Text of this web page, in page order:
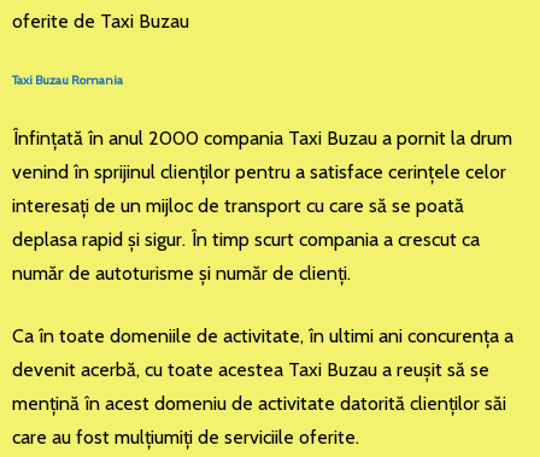
oferite de Taxi Buzau
Taxi Buzau Romania
Înfinţată în anul 2000 compania Taxi Buzau a pornit la drum
venind în sprijinul clienţilor pentru a satisface cerinţele celor
interesaţi de un mijloc de transport cu care să se poată
deplasa rapid şi sigur. În timp scurt compania a crescut ca
număr de autoturisme şi număr de clienţi.
Ca în toate domeniile de activitate, în ultimi ani concurenţa a
devenit acerbă, cu toate acestea Taxi Buzau a reuşit să se
menţină în acest domeniu de activitate datorită clienţilor săi
care au fost mulţiumiţi de serviciile oferite.